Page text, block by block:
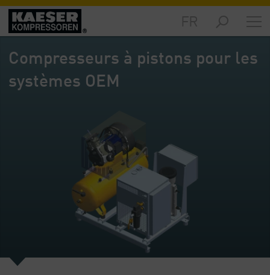
Marchés
Aperçu
général
général
Compresseurs à pistons pour les
systèmes OEM